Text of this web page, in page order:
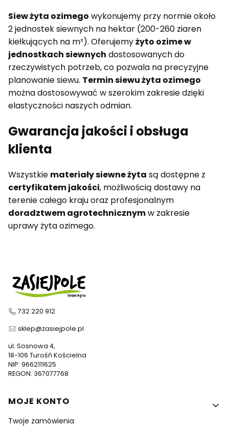
Siew żyta ozimego wykonujemy przy normie około
2 jednostek siewnych na hektar (200-260 ziaren
kiełkujących na m²). Oferujemyżyto ozime w
jednostkach siewnych dostosowanych do
rzeczywistych potrzeb, co pozwala na precyzyjne
planowanie siewu. Termin siewu żyta ozimego
można dostosowywać w szerokim zakresie dzięki
elastyczności naszych odmian.
Gwarancja jakości i obsługa
klienta
Wszystkie materiały siewne żyta są dostępne z
certyfikatem jakości, możliwością dostawy na
terenie całego kraju oraz profesjonalnym
doradztwem agrotechnicznymw zakresie
uprawy żyta ozimego.
732 220 912
sklep@zasiejpole.pl
ul. Sosnowa 4,
18-106 Turośń Kościelna
NIP: 9662111625
REGON: 367077768
Linki w stopce
MOJE KONTO
Twoje zamówienia